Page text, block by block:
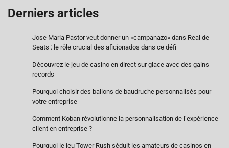
Derniers articles
Jose Maria Pastor veut donner un «campanazo» dans Real de
Seats : le rôle crucial des aficionados dans ce défi
Découvrez le jeu de casino en direct sur glace avec des gains
records
Pourquoi choisir des ballons de baudruche personnalisés pour
votre entreprise
Comment Koban révolutionne la personnalisation de l’expérience
client en entreprise ?
Pourquoi le jeu Tower Rush séduit les amateurs de casinos en